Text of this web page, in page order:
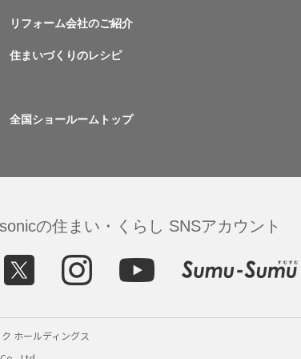
リフォーム会社のご紹介
住まいづくりのレシピ
全国ショールームトップ
の住まい・くらし SNSアカウント
ホールディングス